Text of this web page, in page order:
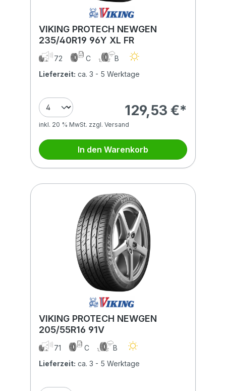
VIKING PROTECH NEWGEN
235/40R19 96Y XL FR
72 C
B
Lieferzeit: ca. 3 - 5 Werktage
129,53 €*
inkl. 20 % MwSt. zzgl. Versand
In den Warenkorb
VIKING PROTECH NEWGEN
205/55R16 91V
71 C
B
Lieferzeit: ca. 3 - 5 Werktage